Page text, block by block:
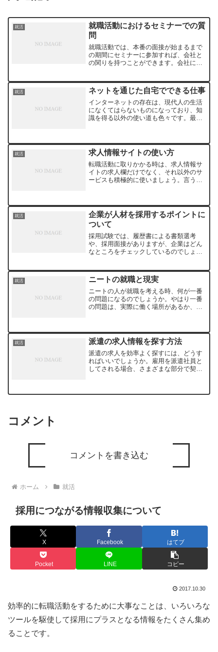
就活
就職活動におけるセミナーでの質
問
就職活動では、本番の面接が始まるまで
の期間にセミナーに参加すれば、会社と
の関りを持つことができます。会社によ
て、学ぶことのできる期間があります。
ただし、企業が主催する就...
就活 ネットを通じた自宅でできる仕事
インターネットの存在は、現代人の生活
になくてはらないものになっており、知
識を得る以外の使い道も色々です。最近
ムも構築されるようになっています。在
宅による仕事は、インター...
就活 求人情報サイトの使い方
転職活動に取りかかる時は、求人情報サ
イトの求人欄だけでなく、それ以外のサ
ービスも積極的に使いましょう。言うま
す。たくさんある求人情報の中から、つ
きたい業種や仕事の内容で、...
就活
企業が人材を採用するポイントに
ついて
採用試験では、履歴書による書類選考
や、採用面接がありますが、企業はどん
なところをチェックしているのでしょ
職活動を成功させるためにはとても大事
なことです。協調性がある人物...
就活 ニートの就職と現実
ニートの人が就職を考える時、何が一番
の問題になるのでしょうか。やはり一番
の問題は、実際に働く場所があるか、そ
も、いろいろなタイプの人がいて、一概
にニートだから就職は難しい...
就活 派遣の求人情報を探す方法
派遣の求人を効率よく探すには、どうす
ればいいでしょうか。雇用を派遣社員と
してされる場合、さまざまな部分で契約
社との間の雇用契約になります。実際に
コメント
コメントを書き込む
ホーム 就活
採用につながる情報収集について
X Facebook はてブ
Pocket LINE コピー
2017.10.30
効率的に転職活動をするために大事なことは、いろいろな
ツールを駆使して採用にプラスとなる情報をたくさん集め
ることです。